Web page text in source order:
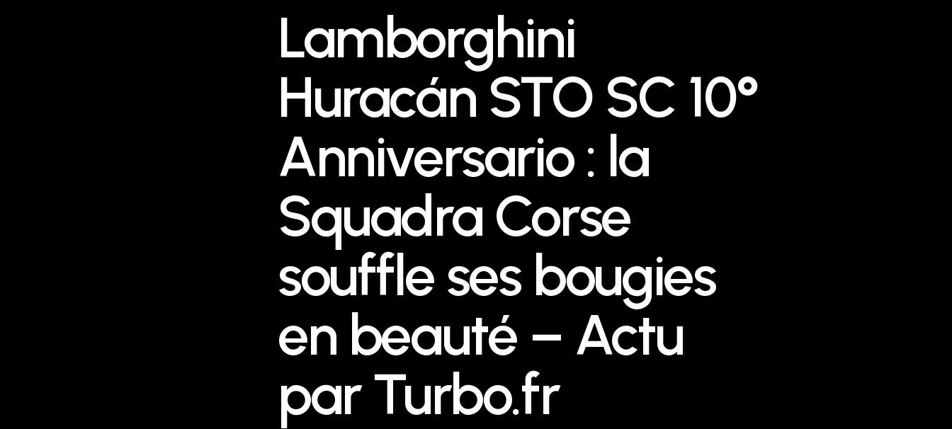
Lamborghini
Huracán STO SC 10°
Anniversario : la
Squadra Corse
souffle ses bougies
en beauté – Actu
par Turbo.fr